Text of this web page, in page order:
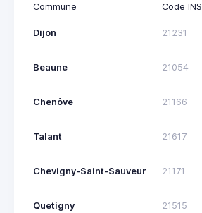
Commune Code
Dijon 21231
Beaune 21054
Chenôve 21166
Talant 21617
Chevigny-Saint-Sauveur 21171
Quetigny 21515